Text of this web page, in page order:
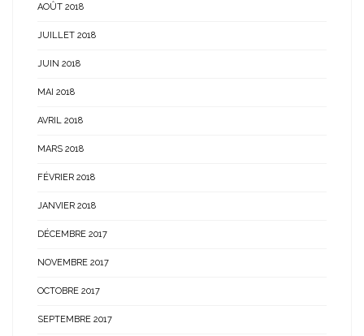
AOÛT 2018
JUILLET 2018
JUIN 2018
MAI 2018
AVRIL 2018
MARS 2018
FÉVRIER 2018
JANVIER 2018
DÉCEMBRE 2017
NOVEMBRE 2017
OCTOBRE 2017
SEPTEMBRE 2017